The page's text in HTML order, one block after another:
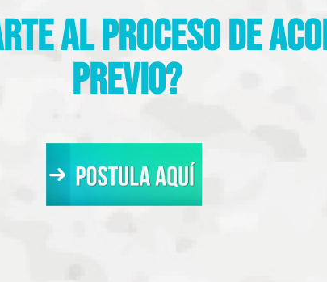
al proceso de
previo?